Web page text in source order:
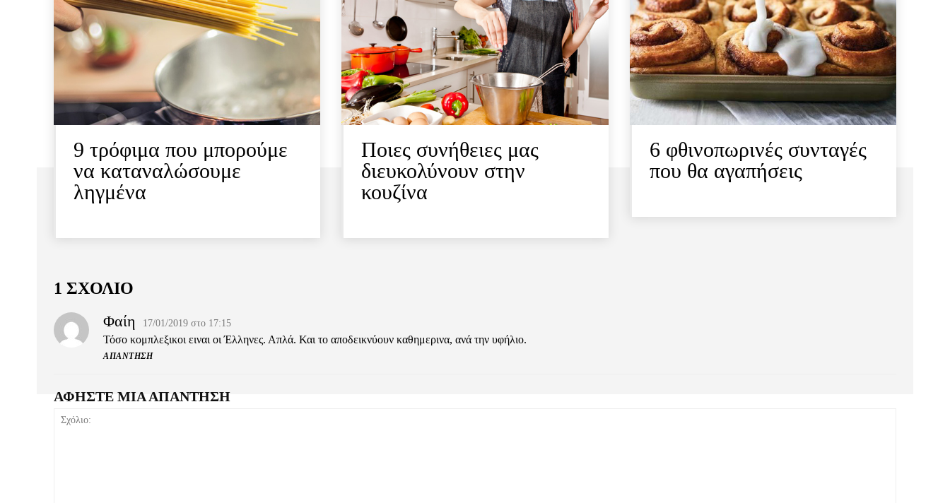
9 τρόφιμα που μπορούμε
να καταναλώσουμε
ληγμένα
Ποιες συνήθειες μας
διευκολύνουν στην
κουζίνα
6 φθινοπωρινές συνταγές
που θα αγαπήσεις
1 ΣΧΟΛΙΟ
Φαίη 17/01/2019 στο 17:15
Τόσο κομπλεξικοι ειναι οι Έλληνες. Απλά. Και το αποδεικνύουν καθημερινα, ανά την υφήλιο.
ΑΠΆΝΤΗΣΗ
ΑΦΗΣΤΕ ΜΙΑ ΑΠΑΝΤΗΣΗ